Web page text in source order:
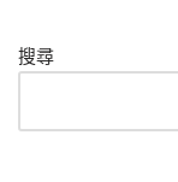
搜尋